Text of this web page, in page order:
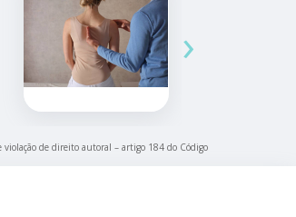
›
de direito autoral – artigo 184 do Código